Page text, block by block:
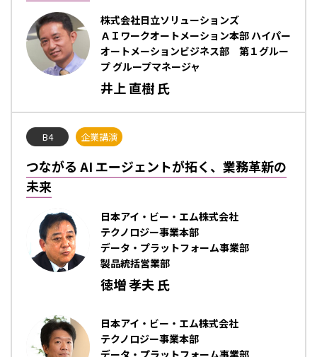
株式会社日立ソリューションズ
ＡＩワークオートメーション本部 ハイパー
オートメーションビジネス部 第１グルー
プ グループマネージャ
井上 直樹 氏
B4 企業講演
つながる AI エージェントが拓く、業務革新の
未来
日本アイ・ビー・エム株式会社
テクノロジー事業本部
データ・プラットフォーム事業部
製品統括営業部
徳増 孝夫 氏
日本アイ・ビー・エム株式会社
テクノロジー事業本部